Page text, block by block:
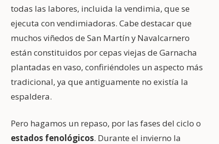
todas las labores, incluida la vendimia, que se
ejecuta con vendimiadoras. Cabe destacar que
muchos viñedos de San Martín y Navalcarnero
están constituidos por cepas viejas de Garnacha
plantadas en vaso, confiriéndoles un aspecto más
tradicional, ya que antiguamente no existía la
espaldera.
Pero hagamos un repaso, por las fases del ciclo o
estados fenológicos. Durante el invierno la